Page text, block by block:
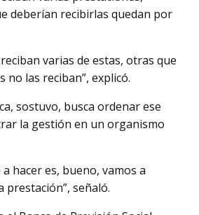
deberían recibirlas quedan por
varias de estas, otras que
no las reciban”, explicó.
sostuvo, busca ordenar ese
la gestión en un organismo
hacer es, bueno, vamos a
prestación”, señaló.